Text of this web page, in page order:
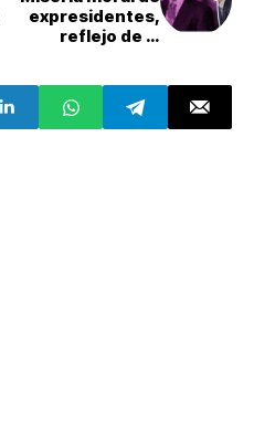
expresidentes,
reflejo de la